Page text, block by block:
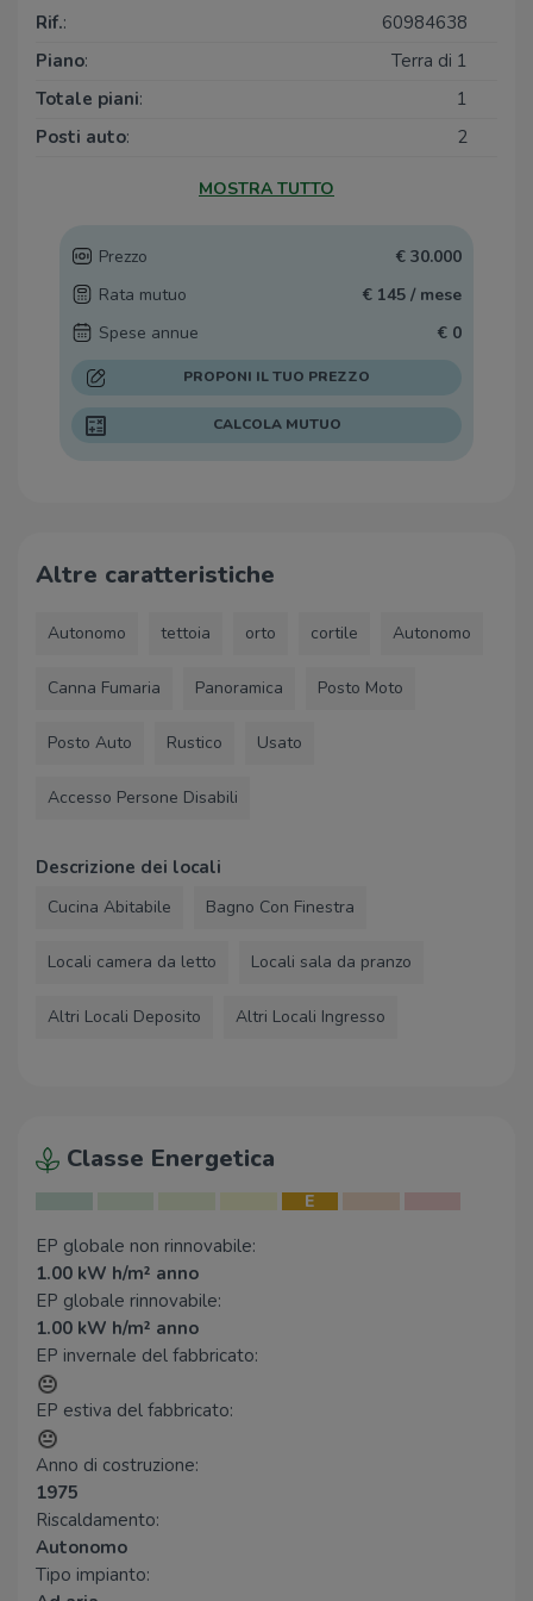
Rif.:
60984638
Piano:
Terra di 1
Totale piani:
1
Posti auto:
2
MOSTRA TUTTO
Prezzo
€ 30.000
Rata mutuo
€ 145 / mese
Spese annue
€ 0
PROPONI IL TUO PREZZO
CALCOLA MUTUO
Altre caratteristiche
Autonomo tettoia orto cortile Autonomo
Canna Fumaria Panoramica Posto Moto
Posto Auto Rustico Usato
Accesso Persone Disabili
Descrizione dei locali
Cucina Abitabile Bagno Con Finestra
Locali camera da letto Locali sala da pranzo
Altri Locali Deposito Altri Locali Ingresso
Classe Energetica
E
EP globale non rinnovabile:
1.00 kW h/m² anno
EP globale rinnovabile:
1.00 kW h/m² anno
EP invernale del fabbricato:
EP estiva del fabbricato:
Anno di costruzione:
1975
Riscaldamento:
Autonomo
Tipo impianto: